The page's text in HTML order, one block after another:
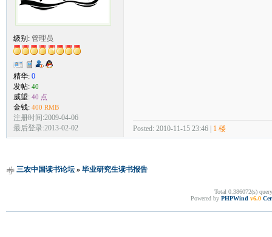
级别: 管理员
精华: 0
发帖: 40
威望: 40 点
金钱: 400 RMB
注册时间:2009-04-06
最后登录:2013-02-02
Posted: 2010-11-15 23:46 | 1 楼
三农中国读书论坛» 毕业研究生读书报告
Total 0.386072(s)
Powered by PHPWind v6.0